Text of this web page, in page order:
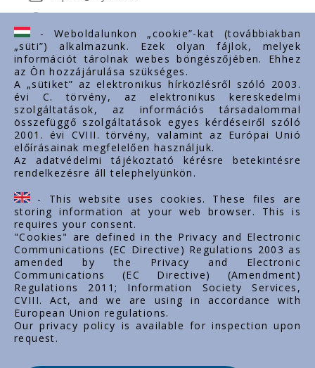
Fontos linkek
Rólunk
Dokumentumok
Kapcsolat
Karrier
Cég adatok
Tárhely adatok
Támogatások
- Weboldalunkon „cookie”-kat (továbbiakban
„süti”) alkalmazunk. Ezek olyan fájlok, melyek
információt tárolnak webes böngészőjében. Ehhez
az Ön hozzájárulása szükséges.
A „sütiket” az elektronikus hírközlésről szóló 2003.
évi C. törvény, az elektronikus kereskedelmi
szolgáltatások, az információs társadalommal
összefüggő szolgáltatások egyes kérdéseiről szóló
2001. évi CVIII. törvény, valamint az Európai Unió
előírásainak megfelelően használjuk.
Az adatvédelmi tájékoztató kérésre betekintésre
rendelkezésre áll telephelyünkön.
- This website uses cookies. These files are
storing information at your web browser. This is
requires your consent.
"Cookies" are defined in the Privacy and Electronic
Communications (EC Directive) Regulations 2003 as
amended by the Privacy and Electronic
Communications (EC Directive) (Amendment)
Regulations 2011; Information Society Services,
CVIII. Act, and we are using in accordance with
European Union regulations.
Our privacy policy is available for inspection upon
request.